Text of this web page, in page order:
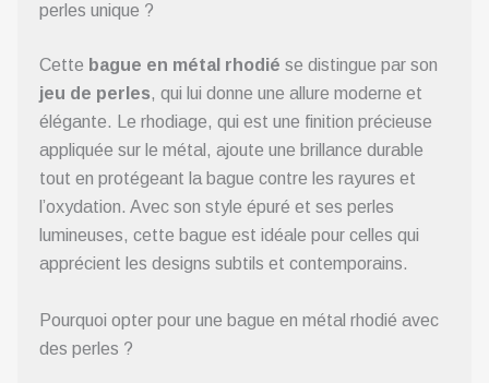
perles unique ?
Cette bague en métal rhodié se distingue par son
jeu de perles, qui lui donne une allure moderne et
élégante. Le rhodiage, qui est une finition précieuse
appliquée sur le métal, ajoute une brillance durable
tout en protégeant la bague contre les rayures et
l’oxydation. Avec son style épuré et ses perles
lumineuses, cette bague est idéale pour celles qui
apprécient les designs subtils et contemporains.
Pourquoi opter pour une bague en métal rhodié avec
des perles ?